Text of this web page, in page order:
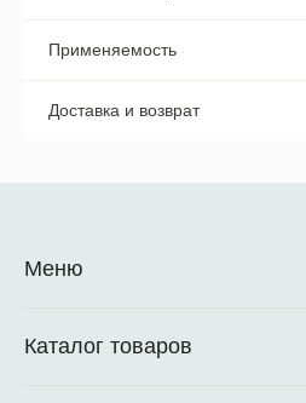
Применяемость
Доставка и возврат
Меню
Каталог товаров